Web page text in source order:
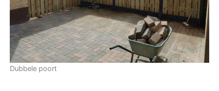
Dubbele poort